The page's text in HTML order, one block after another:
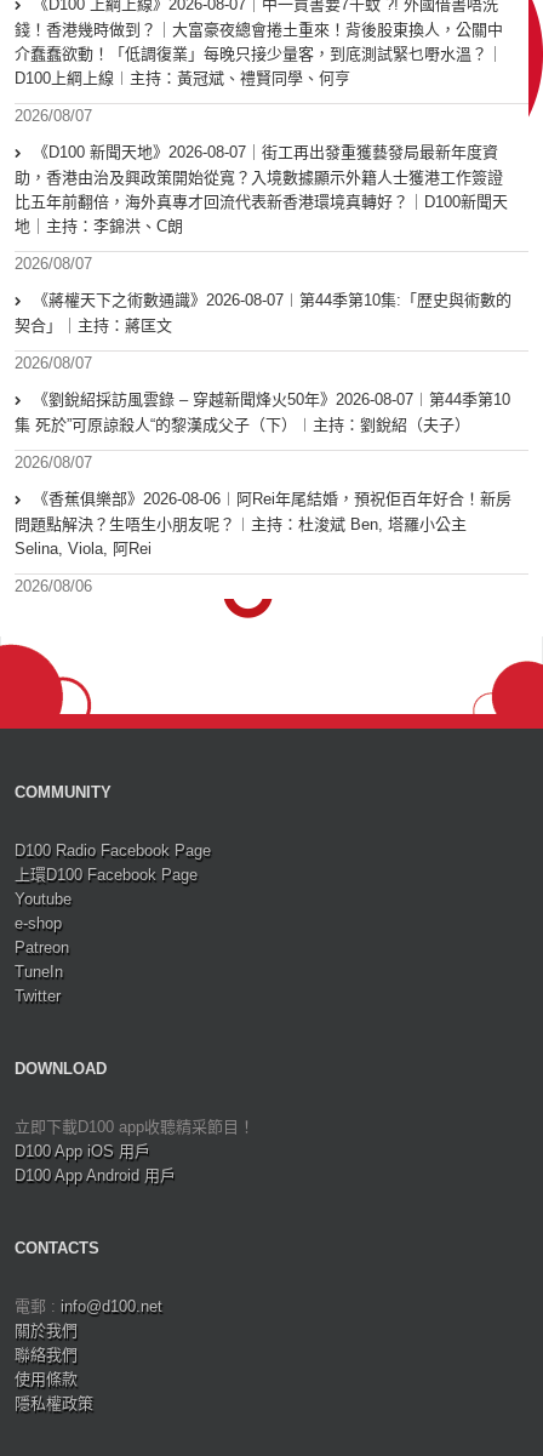
《D100 上綱上線》2026-08-07｜中一買書要7千蚊 ?! 外國借書唔洗
錢！香港幾時做到？｜大富豪夜總會捲土重來！背後股東換人，公關中
介蠢蠢欲動！「低調復業」每晚只接少量客，到底測試緊乜嘢水溫？｜
D100上綱上線︱主持：黃冠斌、禮賢同學、何亨
2026/08/07
《D100 新聞天地》2026-08-07｜街工再出發重獲藝發局最新年度資
助，香港由治及興政策開始從寬？入境數據顯示外籍人士獲港工作簽證
比五年前翻倍，海外真專才回流代表新香港環境真轉好？｜D100新聞天
地｜主持：李錦洪、C朗
2026/08/07
《蔣權天下之術數通識》2026-08-07︱第44季第10集:「歴史與術數的
契合」｜主持：蔣匡文
2026/08/07
《劉銳紹採訪風雲錄 – 穿越新聞烽火50年》2026-08-07︱第44季第10
集 死於”可原諒殺人“的黎漢成父子（下）︱主持：劉銳紹（夫子）
2026/08/07
《香蕉俱樂部》2026-08-06︱阿Rei年尾結婚，預祝佢百年好合！新房
問題點解決？生唔生小朋友呢？︱主持：杜浚斌 Ben, 塔羅小公主
Selina, Viola, 阿Rei
2026/08/06
COMMUNITY
D100 Radio Facebook Page
上環D100 Facebook Page
Youtube
e-shop
Patreon
TuneIn
Twitter
DOWNLOAD
立即下載D100 app收聽精采節目！
D100 App iOS 用戶
D100 App Android 用戶
CONTACTS
電郵 : info@d100.net
關於我們
聯絡我們
使用條款
隱私權政策